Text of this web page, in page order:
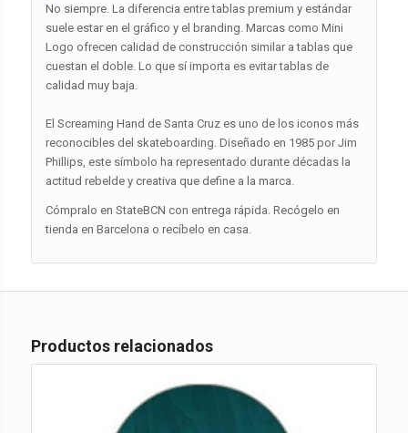
No siempre. La diferencia entre tablas premium y estándar
suele estar en el gráfico y el branding. Marcas como Mini
Logo ofrecen calidad de construcción similar a tablas que
cuestan el doble. Lo que sí importa es evitar tablas de
calidad muy baja.
El Screaming Hand de Santa Cruz es uno de los iconos más
reconocibles del skateboarding. Diseñado en 1985 por Jim
Phillips, este símbolo ha representado durante décadas la
actitud rebelde y creativa que define a la marca.
Cómpralo en StateBCN con entrega rápida. Recógelo en
tienda en Barcelona o recíbelo en casa.
Productos relacionados